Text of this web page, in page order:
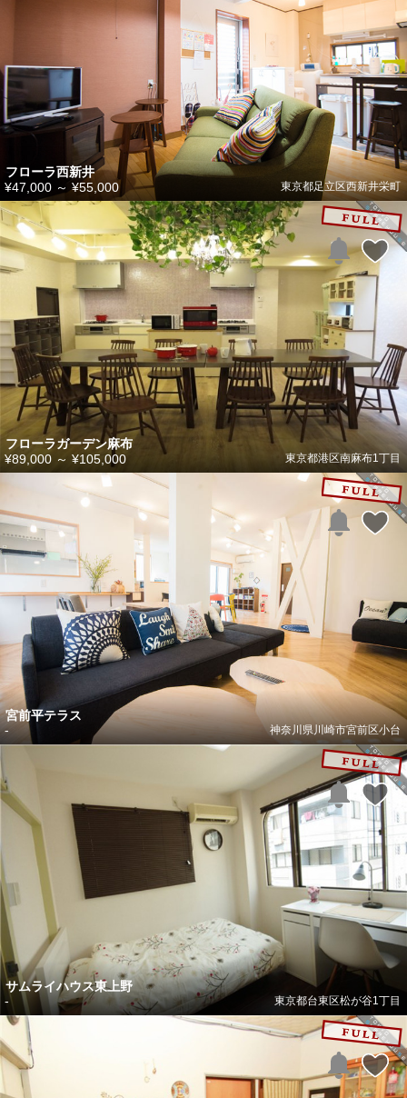
フローラ西新井
東京都足立区西新井栄町
¥47,000 ～¥55,000
フローラガーデン麻布
東京都港区南麻布1丁目
¥89,000 ～ ¥105,000
宮前平テラス
神奈川県川崎市宮前区小台
-
サムライハウス東上野
東京都台東区松が谷1丁目
-